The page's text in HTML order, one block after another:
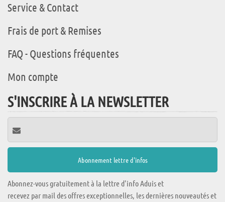
Service & Contact
Frais de port & Remises
FAQ - Questions fréquentes
Mon compte
S'INSCRIRE À LA NEWSLETTER
Abonnez-vous gratuitement à la lettre d'info Aduis et
recevez par mail des offres exceptionnelles, les dernières nouveautés et